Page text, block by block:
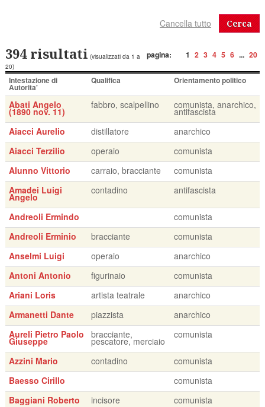
Cerca
pagina: 1 2 3 4 5 6 ... 20
394 risultati (visualizzati da 1 a
20)
Intestazione di
Autorita'
Qualifica Orientamento politico
Abati Angelo
(1890 nov. 11)
fabbro, scalpellino comunista, anarchico,
antifascista
Aiacci Aurelio
distillatore
anarchico
Aiacci Terzilio
operaio
comunista
Alunno Vittorio
carraio, bracciante
comunista
Amadei Luigi
Angelo
contadino antifascista
Andreoli Ermindo
comunista
Andreoli Erminio
bracciante
comunista
Anselmi Luigi
operaio
anarchico
Antoni Antonio
figurinaio
comunista
Ariani Loris
artista teatrale
anarchico
Armanetti Dante
piazzista
anarchico
Aureli Pietro Paolo
Giuseppe
bracciante,
pescatore, merciaio
comunista
Azzini Mario contadino
comunista
Baesso Cirillo
comunista
Baggiani Roberto
incisore
comunista